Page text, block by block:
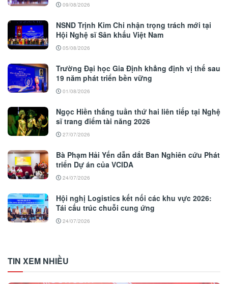
09/08/2026
NSND Trịnh Kim Chi nhận trọng trách mới tại
Hội Nghệ sĩ Sân khấu Việt Nam
05/08/2026
Trường Đại học Gia Định khẳng định vị thế sau
19 năm phát triển bền vững
01/08/2026
Ngọc Hiền thắng tuần thứ hai liên tiếp tại Nghệ
sĩ trang điểm tài năng 2026
27/07/2026
Bà Phạm Hải Yến dẫn dắt Ban Nghiên cứu Phát
triển Dự án của VCIDA
24/07/2026
Hội nghị Logistics kết nối các khu vực 2026:
Tái cấu trúc chuỗi cung ứng
24/07/2026
TIN XEM NHIỀU